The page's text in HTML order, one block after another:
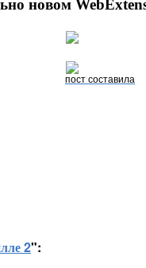
новом
пост составила
2":